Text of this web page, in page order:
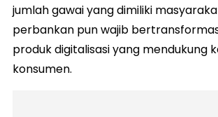
jumlah gawai yang dimiliki
perbankan pun wajib
produk digitalisasi yang mendukung
konsumen.